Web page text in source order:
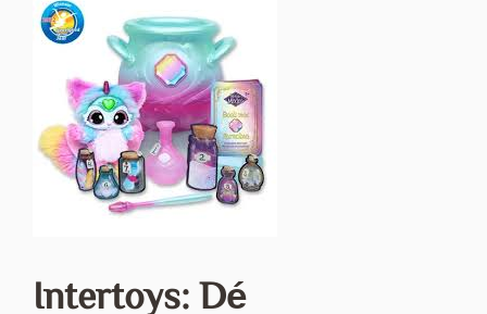
Intertoys: Dé